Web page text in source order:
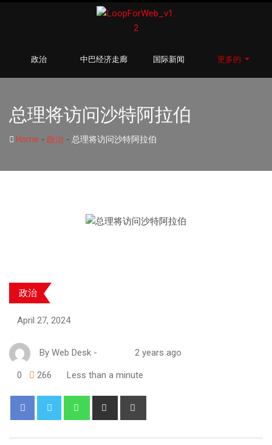
政治 中巴经济走廊 国际新闻 更多的
总理将访问沙特阿拉伯
Home - 政治 - 总理将访问沙特阿拉伯
政治
April 27, 2024
By Web Desk - 2 years ago
0 266 Less than a minute